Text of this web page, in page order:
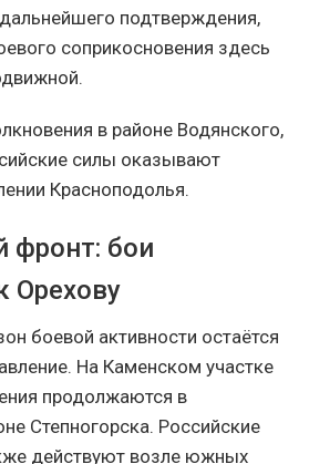
подтверждения,
соприкосновения здесь
в районе Водянского,
силы оказывают
Красноподолья.
фронт: бои
Орехову
боевой активности остаётся
На Каменском участке
продолжаются в
Степногорска. Российские
действуют возле южных